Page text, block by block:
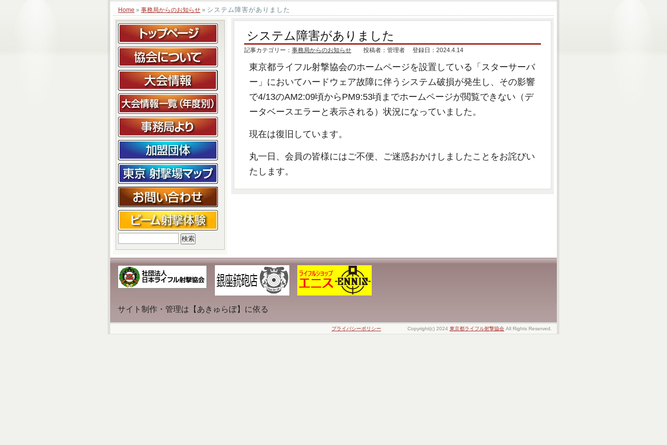
Home » 事務局からのお知らせ » システム障害がありました
システム障害がありました
記事カテゴリー： 事務局からのお知らせ 投稿者：管理者 登録日：2024.4.14
東京都ライフル射撃協会のホームページを設置している「スターサーバ
ー」においてハードウェア故障に伴うシステム破損が発生し、その影響
で4/13のAM2:09頃からPM9:53頃までホームページが閲覧できない（デ
ータベースエラーと表示される）状況になっていました。
現在は復旧しています。
丸一日、会員の皆様にはご不便、ご迷惑おかけしましたことをお詫びい
たします。
索:
サイト制作・管理は【あきゅらぼ】に依る
プライバシーポリシー Copyright(c) 2024 東京都ライフル射撃協会 All Rights Reserved.